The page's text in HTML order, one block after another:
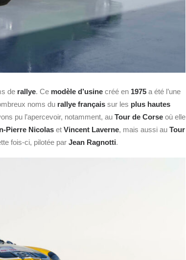
de rallye. Ce modèle d’usine créé en 1975 a été l’une
noms du rallye français sur les plus hautes
pu l’apercevoir, notamment, au Tour de Corse où elle
Pierre Nicolas et Vincent Laverne, mais aussi au Tour
fois-ci, pilotée par Jean Ragnotti.